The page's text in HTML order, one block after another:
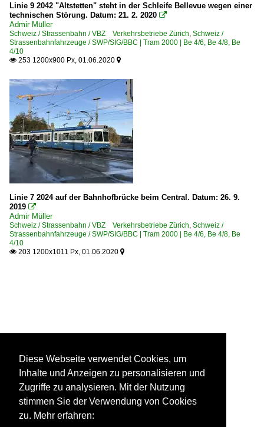
Linie 9 2042 "Altstetten" steht in der Schleife Bellevue wegen einer
technischen Störung. Datum: 21. 2. 2020 
Admir Müller
Schweiz / Strassenbahn / VBZ Verkehrsbetriebe Zürich, Schweiz /
Strassenbahnfahrzeuge / SWP/SIG/BBC | Tram 2000 | Be 4/6, Be 4/8, Be
4/10
 253 1200x900 Px, 01.06.2020 
Linie 7 2024 auf der Bahnhofbrücke beim Central. Datum: 26. 9.
2019 
Admir Müller
Schweiz / Strassenbahn / VBZ Verkehrsbetriebe Zürich, Schweiz /
Strassenbahnfahrzeuge / SWP/SIG/BBC | Tram 2000 | Be 4/6, Be 4/8, Be
4/10
 203 1200x1011 Px, 01.06.2020 
Diese Webseite verwendet Cookies, um
Inhalte und Anzeigen zu personalisieren und
Zugriffe zu analysieren. Mit der Nutzung
stimmen Sie der Verwendung von Cookies
zu. Mehr erfahren: